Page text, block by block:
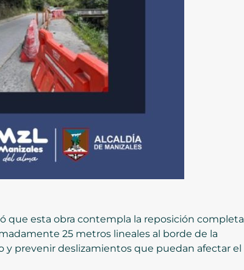
que esta obra contempla la reposición completa
25 metros lineales al borde de la
y prevenir deslizamientos que puedan afectar el